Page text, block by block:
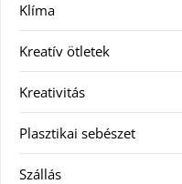
Klíma
Kreatív ötletek
Kreativitás
Plasztikai sebészet
Szállás